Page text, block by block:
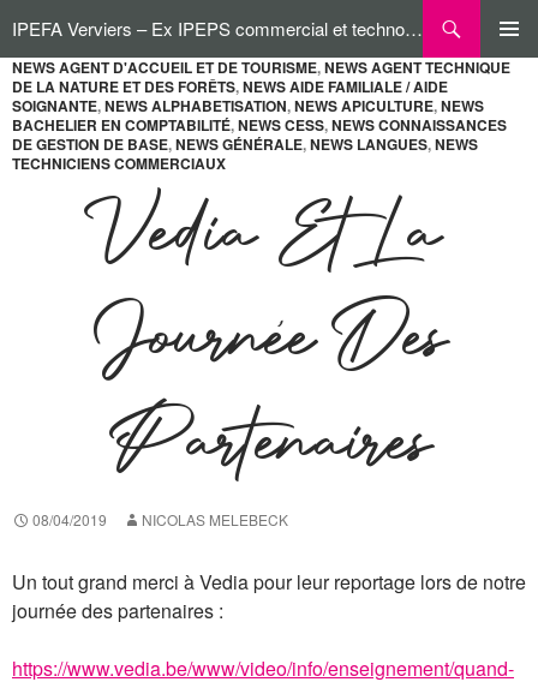
au
contenu
IPEFA Verviers – Ex IPEPS commercial et technologique
MENU
NEWS AGENT D'ACCUEIL ET DE TOURISME,NEWS AGENT TECHNIQUE
DE LA NATURE ET DES FORÊTS,NEWS AIDE FAMILIALE / AIDE
SOIGNANTE,NEWS ALPHABETISATION,NEWS APICULTURE,NEWS
BACHELIER EN COMPTABILITÉ,NEWS CESS,NEWS CONNAISSANCES
DE GESTION DE BASE,NEWS GÉNÉRALE,NEWS LANGUES,NEWS
TECHNICIENS COMMERCIAUX
Vedia Et La
Journée Des
Partenaires
08/04/2019 NICOLAS MELEBECK
Un tout grand merci à Vedia pour leur reportage lors de notre
journée des partenaires :
https://www.vedia.be/www/video/info/enseignement/quand-